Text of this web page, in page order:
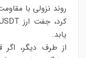
روند نزولی با
یابد.
از طرف دیگر،